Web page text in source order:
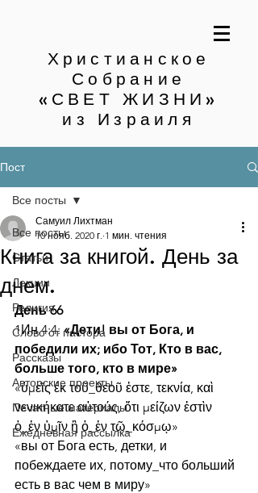
Христианское
Собрание
«СВЕТ ЖИЗНИ»
из Израиля
Пост
Все посты
Статьи
Лекции
Религия
Слово от пастора
Рассказы
Авторские проекты
Печатные материалы
Ежедневная рассылка
Все посты
Книга за книгой. День за
днем.
Самуил Лихтман
10 нояб. 2020 г. 1 мин. чтения
День 66
1Ин.4:4: «Дети! вы от Бога, и
победили их; ибо Тот, Кто в вас,
больше того, кто в мире»
«ὑμεῖς ἐκ τοῦ_θεοῦ ἐστε, τεκνία, καὶ
νενικήκατε αὐτούς, ὅτι μείζων ἐστὶν
ὁ_ἐν ὑμῖν ἢ ὁ_ἐν τῷ_κόσμῳ»
«вы от Бога есть, детки, и
побеждаете их, потому_что больший
есть в вас чем в миру»